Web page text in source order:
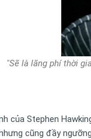
"Sẽ là lãng phí thời
của Stephen
cũng đầy